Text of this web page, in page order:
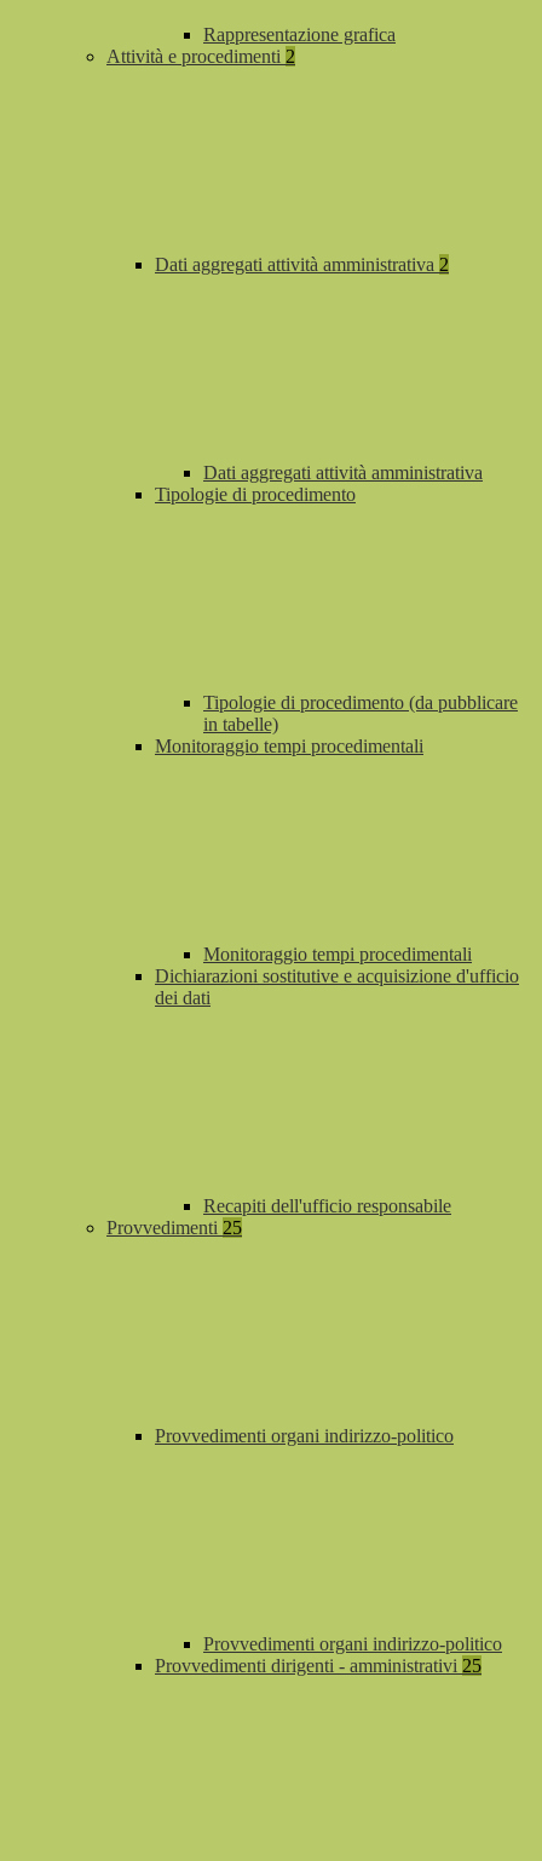
Rappresentazione grafica
Attività e procedimenti 2
Dati aggregati attività amministrativa 2
Dati aggregati attività amministrativa
Tipologie di procedimento
Tipologie di procedimento (da pubblicare
in tabelle)
Monitoraggio tempi procedimentali
Monitoraggio tempi procedimentali
Dichiarazioni sostitutive e acquisizione d'ufficio
dei dati
Recapiti dell'ufficio responsabile
Provvedimenti 25
Provvedimenti organi indirizzo-politico
Provvedimenti organi indirizzo-politico
Provvedimenti dirigenti - amministrativi 25